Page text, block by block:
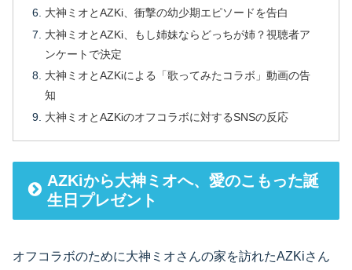
大神ミオとAZKi、衝撃の幼少期エピソードを告白
大神ミオとAZKi、もし姉妹ならどっちが姉？視聴者ア
ンケートで決定
大神ミオとAZKiによる「歌ってみたコラボ」動画の告
知
大神ミオとAZKiのオフコラボに対するSNSの反応
AZKiから大神ミオへ、愛のこもった誕
生日プレゼント
オフコラボのために大神ミオさんの家を訪れたAZKiさん